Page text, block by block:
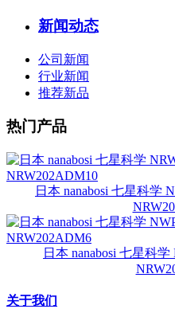
新闻动态
公司新闻
行业新闻
推荐新品
热门产品
日本 nanabosi 七星科学
日本 nanabosi 七星科
关于我们